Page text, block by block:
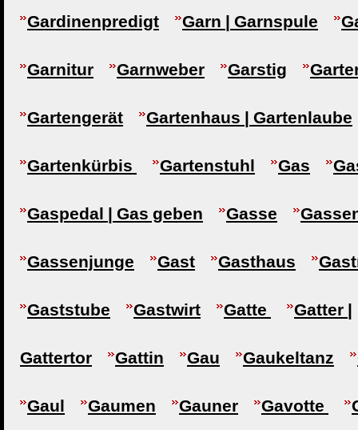
Gardinenpredigt Garn | Garnspule
Garnitur Garnweber Garstig
Gartengerät Gartenhaus | Gartenlaube
Gartenkürbis Gartenstuhl Gas
Gaspedal | Gas geben Gasse
Gassenjunge Gast Gasthaus
Gaststube Gastwirt Gatte Gatter |
Gattertor Gattin Gau Gaukeltanz
Gaul Gaumen Gauner Gavotte